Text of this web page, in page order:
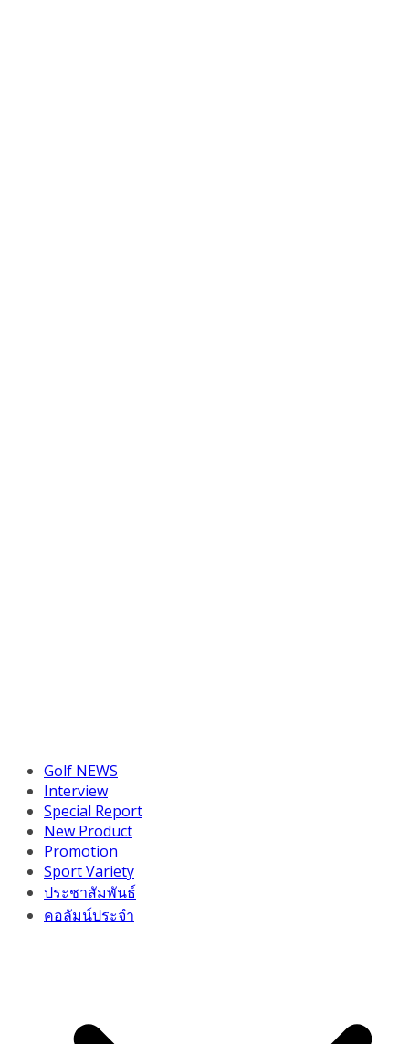
Golf NEWS
Interview
Special Report
New Product
Promotion
Sport Variety
ประชาสัมพันธ์
คอลัมน์ประจำ